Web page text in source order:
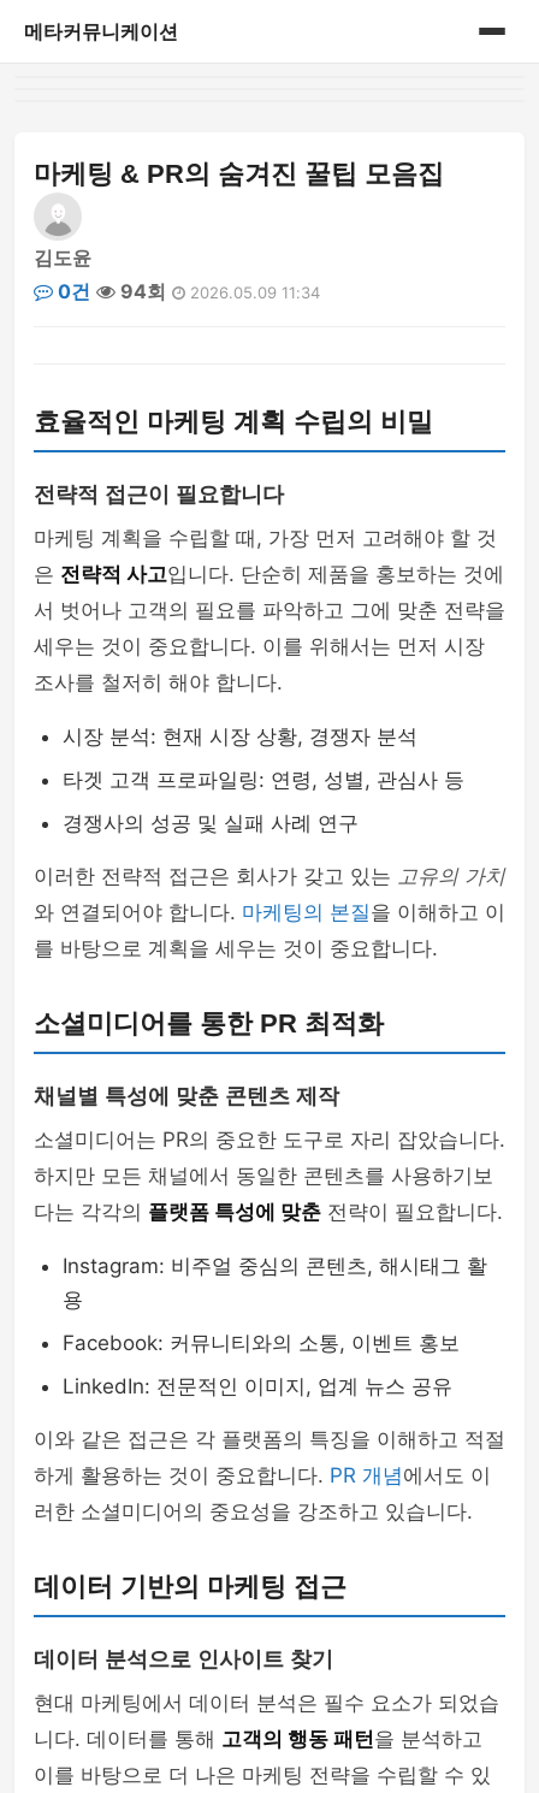
메타커뮤니케이션
마케팅 & PR의 숨겨진 꿀팁 모음집
김도윤
0건
94회 2026.05.09 11:34
효율적인 마케팅 계획 수립의 비밀
전략적 접근이 필요합니다
마케팅 계획을 수립할 때, 가장 먼저 고려해야 할 것
은 전략적 사고입니다. 단순히 제품을 홍보하는 것에
서 벗어나 고객의 필요를 파악하고 그에 맞춘 전략을
세우는 것이 중요합니다. 이를 위해서는 먼저 시장
조사를 철저히 해야 합니다.
시장 분석: 현재 시장 상황, 경쟁자 분석
타겟 고객 프로파일링: 연령, 성별, 관심사 등
경쟁사의 성공 및 실패 사례 연구
이러한 전략적 접근은 회사가 갖고 있는 고유의 가치
와 연결되어야 합니다. 마케팅의 본질을 이해하고 이
를 바탕으로 계획을 세우는 것이 중요합니다.
소셜미디어를 통한 PR 최적화
채널별 특성에 맞춘 콘텐츠 제작
소셜미디어는 PR의 중요한 도구로 자리 잡았습니다.
하지만 모든 채널에서 동일한 콘텐츠를 사용하기보
다는 각각의 플랫폼 특성에 맞춘 전략이 필요합니다.
Instagram: 비주얼 중심의 콘텐츠, 해시태그 활
용
Facebook: 커뮤니티와의 소통, 이벤트 홍보
LinkedIn: 전문적인 이미지, 업계 뉴스 공유
이와 같은 접근은 각 플랫폼의 특징을 이해하고 적절
하게 활용하는 것이 중요합니다. PR 개념에서도 이
러한 소셜미디어의 중요성을 강조하고 있습니다.
데이터 기반의 마케팅 접근
데이터 분석으로 인사이트 찾기
현대 마케팅에서 데이터 분석은 필수 요소가 되었습
니다. 데이터를 통해 고객의 행동 패턴을 분석하고
이를 바탕으로 더 나은 마케팅 전략을 수립할 수 있